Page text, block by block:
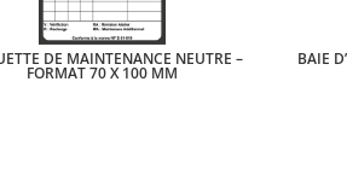
DE MAINTENANCE NEUTRE –
FORMAT 70 X 100 MM
BAIE